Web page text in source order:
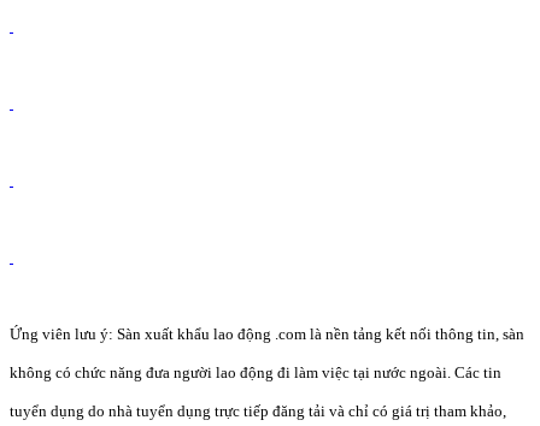
Ứng viên lưu ý: Sàn xuất khẩu lao động .com là nền tảng kết nối thông tin, sàn
không có chức năng đưa người lao động đi làm việc tại nước ngoài. Các tin
tuyển dụng do nhà tuyển dụng trực tiếp đăng tải và chỉ có giá trị tham khảo,